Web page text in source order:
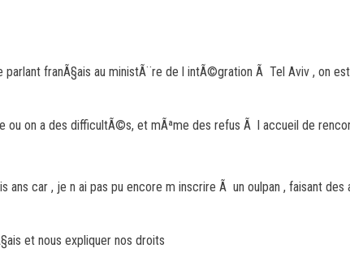
franÃ§ais au ministÃ¨re de l intÃ©gration Ã Tel Aviv , on
on a des difficultÃ©s, et mÃªme des refus Ã l accueil de
car , je n ai pas pu encore m inscrire Ã un oulpan , faisant
et nous expliquer nos droits